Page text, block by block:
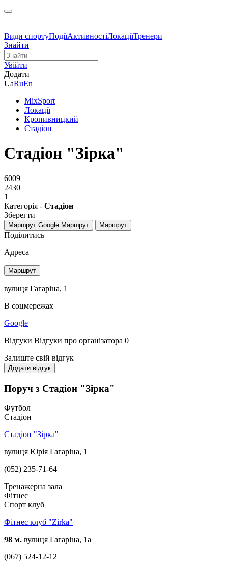
Види спортуПодіїАктивностіЛокаціїТренери
Знайти
Увійти
Додати
UaRuEn
MixSport
Локації
Кропивницкий
Стадіон
Стадіон "Зірка"
6009
2430
1
Категорія - Стадіон
Зберегти
Маршрут Google Маршрут Маршрут
Поділитись
Адреса
Маршрут
вулиця Гагаріна, 1
В соцмережах
Google
Відгуки Відгуки про організатора 0
Залиште свій відгук
Додати відгук
Поруч з Стадіон "Зірка"
Футбол
Стадіон
Стадіон "Зірка"
вулиця Юрія Гагаріна, 1
(052) 235-71-64
Тренажерна зала
Фітнес
Спорт клуб
Фітнес клуб "Zirka"
98 м. вулиця Гагаріна, 1а
(067) 524-12-12